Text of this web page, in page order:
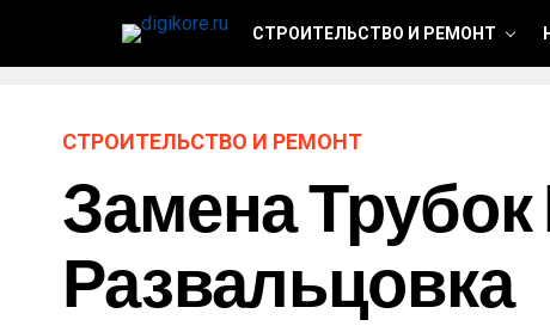
СТРОИТЕЛЬСТВО И РЕМОНТ
СТРОИТЕЛЬСТВО И РЕМОНТ
Замена
Развальцовка